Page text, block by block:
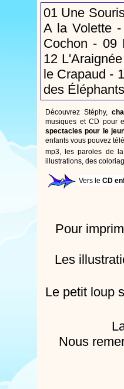
01 Une
A la Volette-
Cochon - 09
12 L'Araignée
le Crapaud -
des Éléphants
Découvrez Stéphy,
musiques et CD pour
spectacles pour le
enfants vous pouvez
mp3, les paroles de
illustrations, des
Vers le CD
Pour
Les
Le petit loup
Nous